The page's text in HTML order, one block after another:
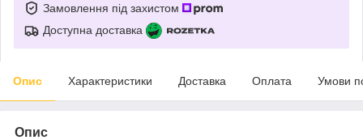
Замовлення під захистом
Доступна доставка
Опис Характеристики Доставка Оплата Умови
Опис